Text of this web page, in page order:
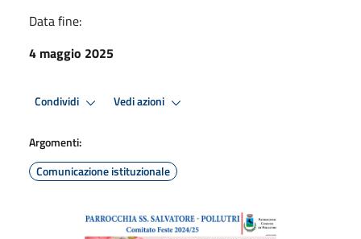
Data fine:
4 maggio 2025
Condividi Vedi azioni
Argomenti:
Comunicazione istituzionale